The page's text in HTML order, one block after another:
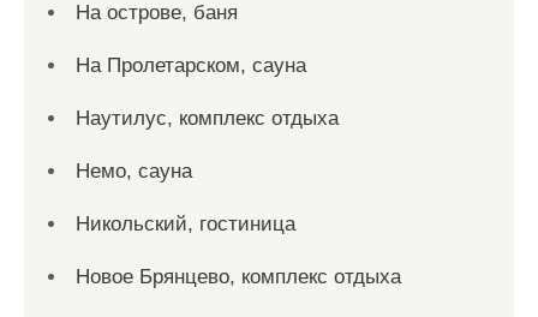
На острове, баня
На Пролетарском, сауна
Наутилус, комплекс отдыха
Немо, сауна
Никольский, гостиница
Новое Брянцево, комплекс отдыха